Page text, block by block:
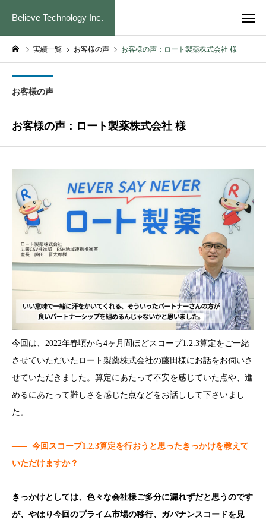
Believe Technology Inc.
実績一覧 お客様の声 お客様の声：ロート製薬株式会社 様
お客様の声
お客様の声：ロート製薬株式会社 様
今回は、2022年春頃から4ヶ月間ほどスコープ1.2.3算定をご一緒
させていただいたロート製薬株式会社の藤田様にお話をお伺いさ
せていただきました。算定にあたって不安を感じていた点や、進
めるにあたって難しさを感じた点などをお話しして下さいまし
た。
—— 今回スコープ1.2.3算定を行おうと思ったきっかけを教えて
いただけますか？
きっかけとしては、色々な会社様ご多分に漏れずだと思うのです
が、やはり今回のプライム市場の移行、ガバナンスコードを見